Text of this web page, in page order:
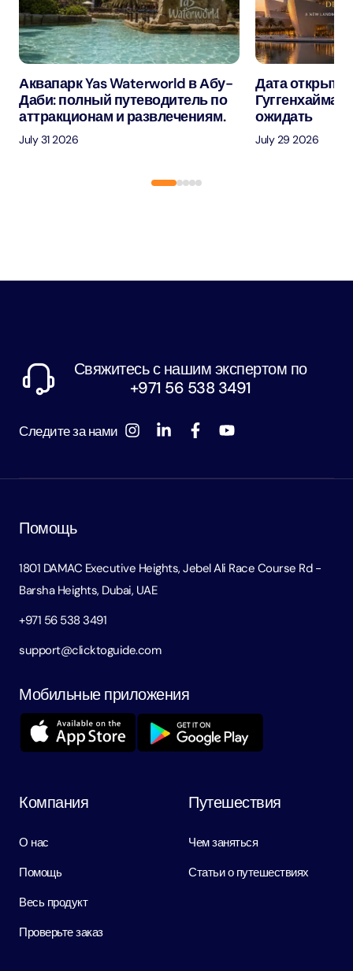
Аквапарк Yas Waterworld в Абу-
Даби: полный путеводитель по
аттракционам и развлечениям.
July 31 2026
Дата
Гуггенхайма
ожидать
July 29 2026
Свяжитесь с нашим экспертом по
+971 56 538 3491
Следите за нами
Помощь
1801 DAMAC Executive Heights, Jebel Ali Race Course Rd -
Barsha Heights, Dubai, UAE
+971 56 538 3491
support@clicktoguide.com
Мобильные приложения
Компания
О нас
Помощь
Весь продукт
Проверьте заказ
Путешествия
Чем заняться
Статьи о путешествиях